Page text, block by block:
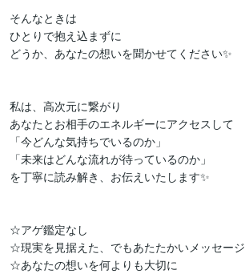
そんなときは
ひとりで抱え込まずに
どうか、あなたの想いを聞かせてください✨
私は、高次元に繋がり
あなたとお相手のエネルギーにアクセスして
「今どんな気持ちでいるのか」
「未来はどんな流れが待っているのか」
を丁寧に読み解き、お伝えいたします✨
☆アゲ鑑定なし
☆現実を見据えた、でもあたたかいメッセージ
☆あなたの想いを何よりも大切に